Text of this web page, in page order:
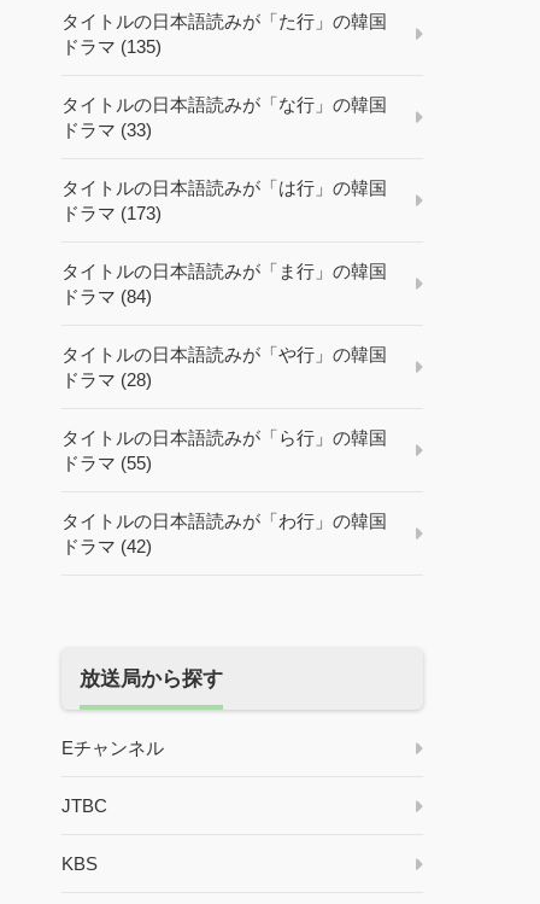
タイトルの日本語読みが「た行」の韓国
ドラマ (135)
タイトルの日本語読みが「な行」の韓国
ドラマ (33)
タイトルの日本語読みが「は行」の韓国
ドラマ (173)
タイトルの日本語読みが「ま行」の韓国
ドラマ (84)
タイトルの日本語読みが「や行」の韓国
ドラマ (28)
タイトルの日本語読みが「ら行」の韓国
ドラマ (55)
タイトルの日本語読みが「わ行」の韓国
ドラマ (42)
放送局から探す
Eチャンネル
JTBC
KBS